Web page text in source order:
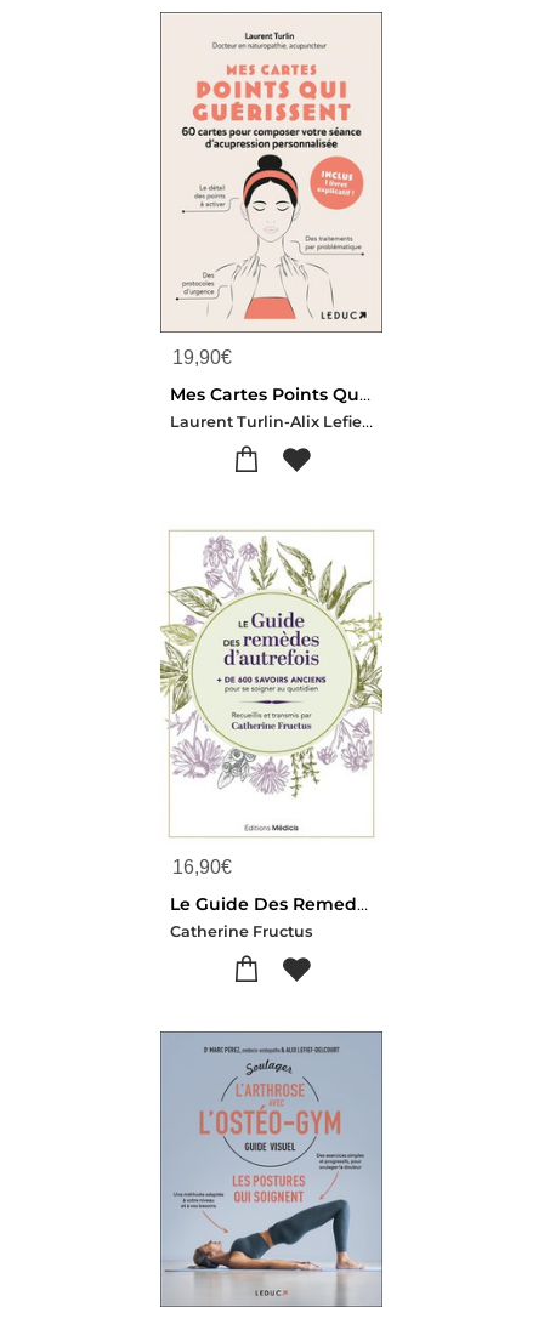
19,90€
Mes Cartes Points Qui Guerissent : 60 Cartes Pour Composer Votre Seance D'acupression Personnalisee
Laurent Turlin-Alix Lefief-delcourt
16,90€
Le Guide Des Remedes D'autrefois : + De 600 Savoirs Anciens Pour Se Soigner Au Quotidien
Catherine Fructus